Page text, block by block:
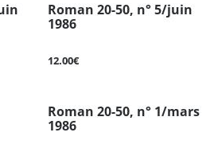
Roman 20-50, n° 5/juin
1986
12.00€
Roman 20-50, n° 1/mars
1986